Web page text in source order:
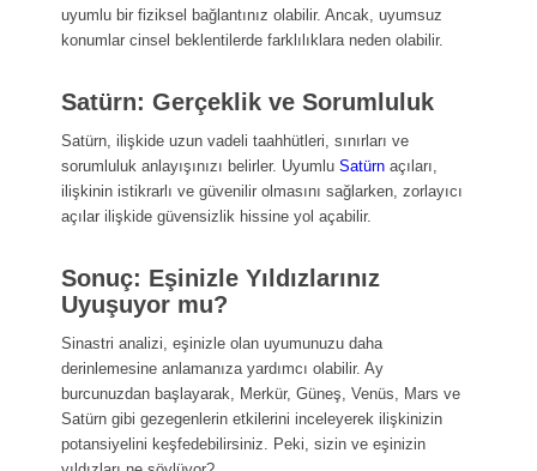
uyumlu bir fiziksel bağlantınız olabilir. Ancak, uyumsuz
konumlar cinsel beklentilerde farklılıklara neden olabilir.
Satürn: Gerçeklik ve Sorumluluk
Satürn, ilişkide uzun vadeli taahhütleri, sınırları ve
sorumluluk anlayışınızı belirler. Uyumlu Satürnaçıları,
ilişkinin istikrarlı ve güvenilir olmasını sağlarken, zorlayıcı
açılar ilişkide güvensizlik hissine yol açabilir.
Sonuç: Eşinizle Yıldızlarınız
Uyuşuyor mu?
Sinastri analizi, eşinizle olan uyumunuzu daha
derinlemesine anlamanıza yardımcı olabilir. Ay
burcunuzdan başlayarak, Merkür, Güneş, Venüs, Mars ve
Satürn gibi gezegenlerin etkilerini inceleyerek ilişkinizin
potansiyelini keşfedebilirsiniz. Peki, sizin ve eşinizin